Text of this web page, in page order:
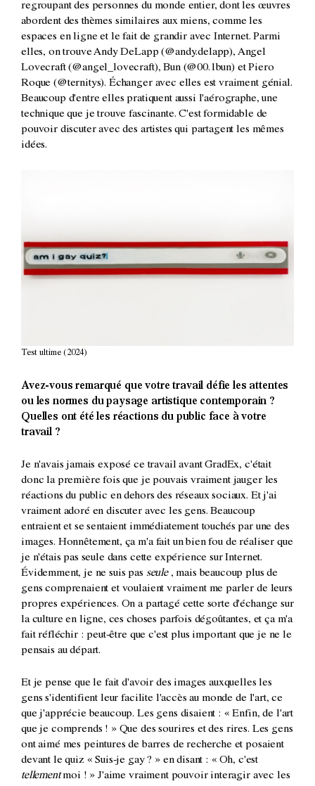
regroupant des personnes du monde entier, dont les œuvres
abordent des thèmes similaires aux miens, comme les
espaces en ligne et le fait de grandir avec Internet. Parmi
elles, on trouve Andy DeLapp (@andy.delapp), Angel
Lovecraft (@angel_lovecraft), Bun (@00.1bun) et Piero
Roque (@ternitys). Échanger avec elles est vraiment génial.
Beaucoup d'entre elles pratiquent aussi l'aérographe, une
technique que je trouve fascinante. C'est formidable de
pouvoir discuter avec des artistes qui partagent les mêmes
idées.
Test ultime (2024)
Avez-vous remarqué que votre travail défie les attentes
ou les normes du paysage artistique contemporain ?
Quelles ont été les réactions du public face à votre
travail ?
Je n'avais jamais exposé ce travail avant GradEx, c'était
donc la première fois que je pouvais vraiment jauger les
réactions du public en dehors des réseaux sociaux. Et j'ai
vraiment adoré en discuter avec les gens. Beaucoup
entraient et se sentaient immédiatement touchés par une des
images. Honnêtement, ça m'a fait un bien fou de réaliser que
je n'étais pas seule dans cette expérience sur Internet.
Évidemment, je ne suis pas seule, mais beaucoup plus de
gens comprenaient et voulaient vraiment me parler de leurs
propres expériences. On a partagé cette sorte d'échange sur
la culture en ligne, ces choses parfois dégoûtantes, et ça m'a
fait réfléchir : peut-être que c'est plus important que je ne le
pensais au départ.
Et je pense que le fait d'avoir des images auxquelles les
gens s'identifient leur facilite l'accès au monde de l'art, ce
que j'apprécie beaucoup. Les gens disaient : « Enfin, de l'art
que je comprends ! » Que des sourires et des rires. Les gens
ont aimé mes peintures de barres de recherche et posaient
devant le quiz « Suis-je gay ? » en disant : « Oh, c'est
tellementmoi ! » J'aime vraiment pouvoir interagir avec les